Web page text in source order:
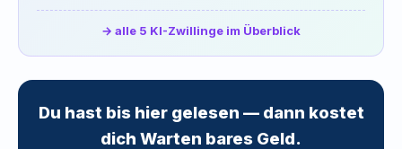
→ alle 5 KI-Zwillinge im Überblick
Du hast bis hier gelesen — dann kostet
dich Warten bares Geld.